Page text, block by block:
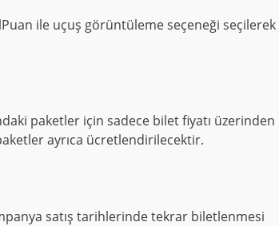
ile uçuş görüntüleme seçeneği seçilerek
paketler için sadece bilet fiyatı üzerinden
ayrıca ücretlendirilecektir.
satış tarihlerinde tekrar biletlenmesi